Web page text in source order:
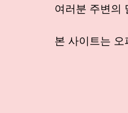
여러분 주변의
본 사이트는